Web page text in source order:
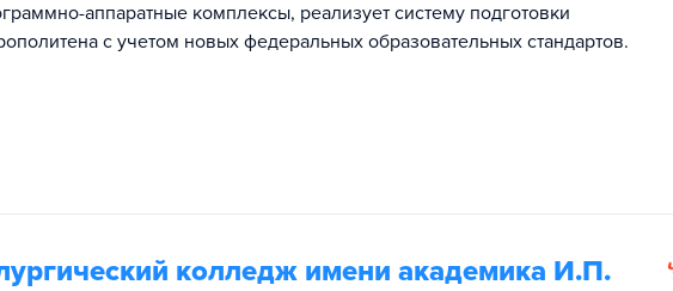
аппаратные комплексы, реализует систему подготовки
с учетом новых федеральных образовательных стандартов.
колледж имени академика И.П.